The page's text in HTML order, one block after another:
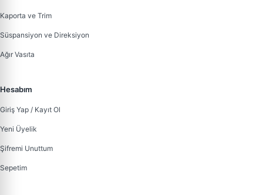
Kaporta ve Trim
Süspansiyon ve Direksiyon
Ağır Vasıta
Hesabım
Giriş Yap / Kayıt Ol
Yeni Üyelik
Şifremi Unuttum
Sepetim